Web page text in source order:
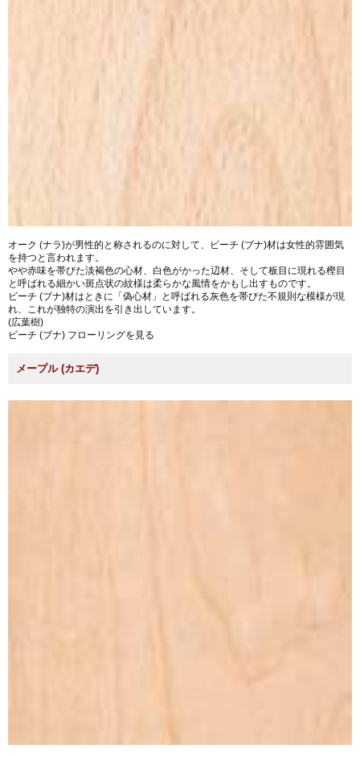
オーク (ナラ)が男性的と称されるのに対して、ビーチ (ブナ)材は女性的雰囲気
を持つと言われます。
やや赤味を帯びた淡褐色の心材、白色がかった辺材、そして板目に現れる樫目
と呼ばれる細かい斑点状の紋様は柔らかな風情をかもし出すものです。
ビーチ (ブナ)材はときに「偽心材」と呼ばれる灰色を帯びた不規則な模様が現
れ、これが独特の演出を引き出しています。
(広葉樹)
ビーチ (ブナ) フローリングを見る
メープル (カエデ)